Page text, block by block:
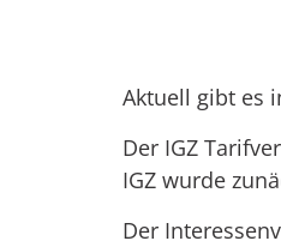
Aktuell gibt es
Der IGZ
IGZ wurde
Der